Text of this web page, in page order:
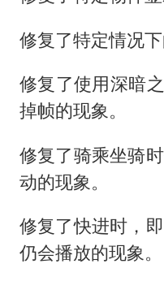
修复了特定情况下
修复了使用深暗
掉帧的现象。
修复了骑乘坐骑
动的现象。
修复了快进时，
仍会播放的现象。